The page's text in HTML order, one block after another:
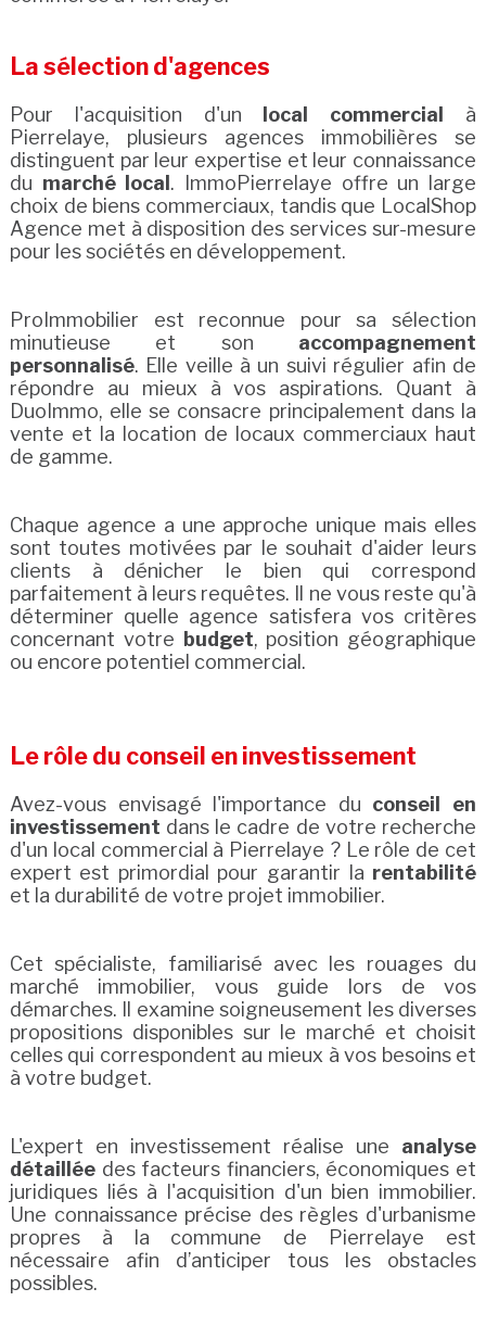
La sélection d'agences
Pour l'acquisition d'un local commercial
à
Pierrelaye, plusieurs agences immobilières se
distinguent par leur expertise et leur connaissance
du marché local . ImmoPierrelaye offre un large
choix de biens commerciaux, tandis que LocalShop
Agence met à disposition des services sur-mesure
pour les sociétés en développement.
ProImmobilier est reconnue pour sa sélection
minutieuse et son accompagnement
personnalisé. Elle veille à un suivi régulier afin de
répondre au mieux à vos aspirations. Quant à
DuoImmo, elle se consacre principalement dans la
vente et la location de locaux commerciaux haut
de gamme.
Chaque agence a une approche unique mais elles
sont toutes motivées par le souhait d'aider leurs
clients à dénicher le bien qui correspond
parfaitement à leurs requêtes. Il ne vous reste qu'à
déterminer quelle agence satisfera vos critères
concernant votre budget, position géographique
ou encore potentiel commercial.
Le rôle du conseil en investissement
Avez-vous envisagé l'importance du conseil en
investissement dans le cadre de votre recherche
d'un local commercial à Pierrelaye ? Le rôle de cet
expert est primordial pour garantir la rentabilité
et la durabilité de votre projet immobilier.
Cet spécialiste, familiarisé avec les rouages du
marché immobilier, vous guide lors de vos
démarches. Il examine soigneusement les diverses
propositions disponibles sur le marché et choisit
celles qui correspondent au mieux à vos besoins et
à votre budget.
L'expert en investissement réalise une analyse
détailléedes facteurs financiers, économiques et
juridiques liés à l'acquisition d'un bien immobilier.
Une connaissance précise des règles d'urbanisme
propres à la commune de Pierrelaye est
nécessaire afin d’anticiper tous les obstacles
possibles.